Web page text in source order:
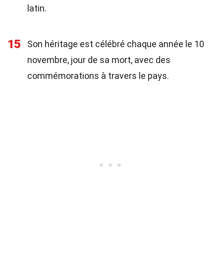
latin.
15
Son héritage est célébré chaque année le 10
novembre, jour de sa mort, avec des
commémorations à travers le pays.